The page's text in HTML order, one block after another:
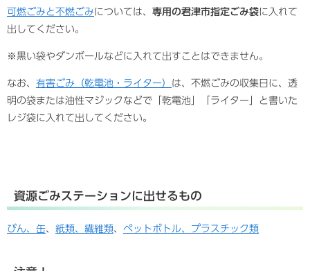
可燃ごみと不燃ごみについては、 専用の君津市指定ごみ袋に入れて
出してください。
※黒い袋やダンボールなどに入れて出すことはできません。
なお、 有害ごみ（乾電池・ライター） は、不燃ごみの収集日に、透
明の袋または油性マジックなどで「乾電池」「ライター」と書いた
レジ袋に入れて出してください。
資源ごみステーションに出せるもの
びん、缶、 紙類、繊維類、 ペットボトル、プラスチック類